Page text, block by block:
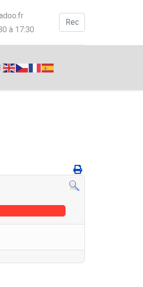
à 17:30
Valider